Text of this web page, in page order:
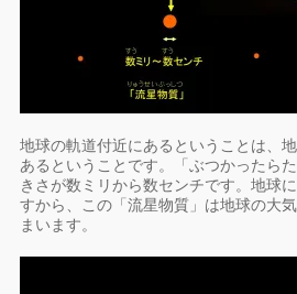
地球の軌道付近にあるということは、
あるということです。「ぶつかったら
きさが数ミリから数センチです。地球
すから、この「流星物質」は地球の大
まいます。